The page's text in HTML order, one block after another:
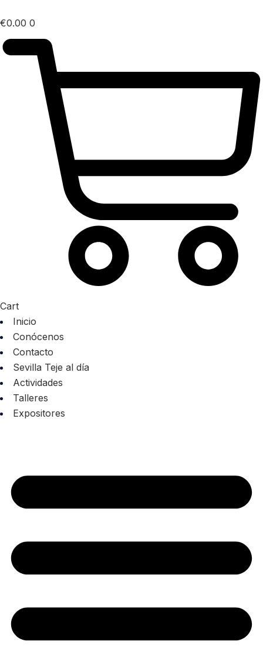
€0.00 0
Cart
Inicio
Conócenos
Contacto
Sevilla Teje al día
Actividades
Talleres
Expositores